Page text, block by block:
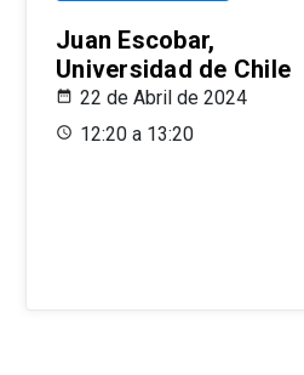
Juan Escobar,
Universidad de Chile
22 de Abril de 2024
12:20 a 13:20